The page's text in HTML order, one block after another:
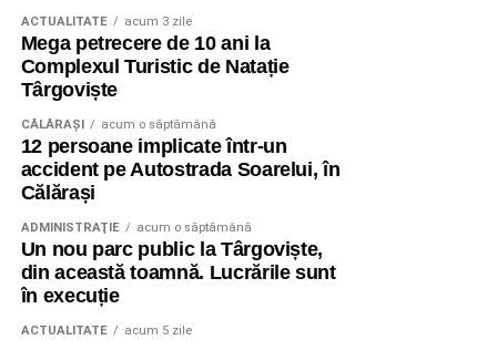
ACTUALITATE acum 3 zile
Mega petrecere de 10 ani la
Complexul Turistic de Natație
Târgoviște
CĂLĂRAŞI acum o săptămână
12 persoane implicate într-un
accident pe Autostrada Soarelui, în
Călărași
ADMINISTRAŢIE acum o săptămână
Un nou parc public la Târgoviște,
din această toamnă. Lucrările sunt
în execuție
ACTUALITATE acum 5 zile